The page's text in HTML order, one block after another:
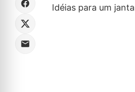
Idéias para um